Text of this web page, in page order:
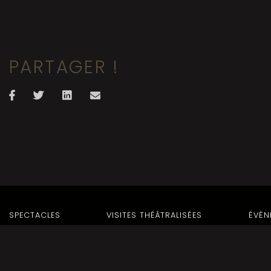
PARTAGER !
SPECTACLES VISITES THÉÂTRALISÉES